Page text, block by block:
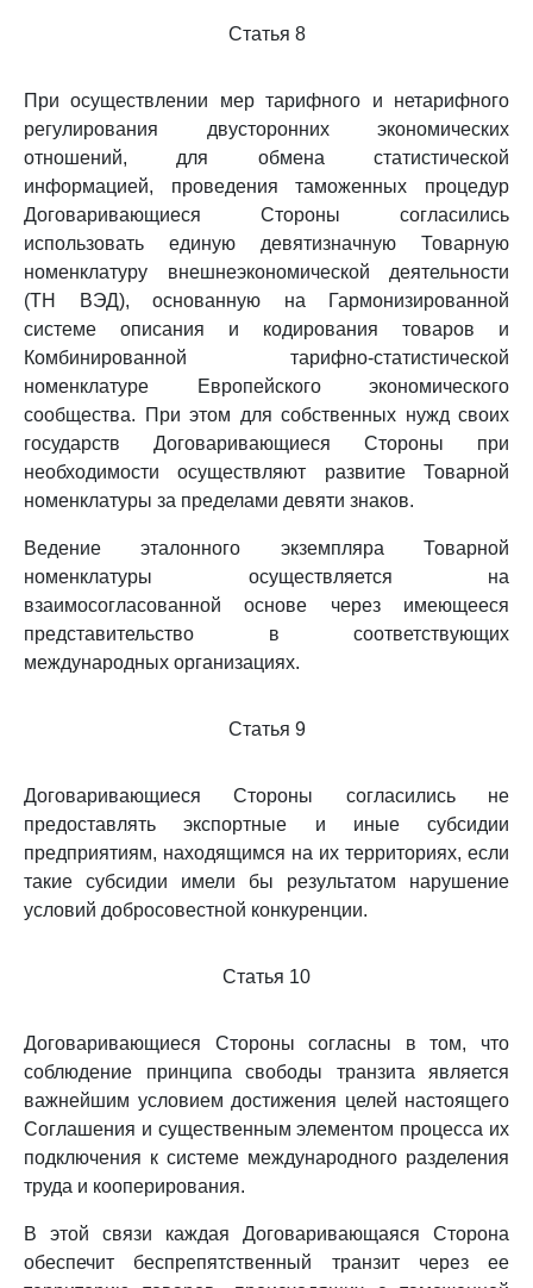
Статья 8
При осуществлении мер тарифного и нетарифного
регулирования двусторонних экономических
отношений, для обмена статистической
информацией, проведения таможенных процедур
Договаривающиеся Стороны согласились
использовать единую девятизначную Товарную
номенклатуру внешнеэкономической деятельности
(ТН ВЭД), основанную на Гармонизированной
системе описания и кодирования товаров и
Комбинированной тарифно-статистической
номенклатуре Европейского экономического
сообщества. При этом для собственных нужд своих
государств Договаривающиеся Стороны при
необходимости осуществляют развитие Товарной
номенклатуры за пределами девяти знаков.
Ведение эталонного экземпляра Товарной
номенклатуры осуществляется на
взаимосогласованной основе через имеющееся
представительство в соответствующих
международных организациях.
Статья 9
Договаривающиеся Стороны согласились не
предоставлять экспортные и иные субсидии
предприятиям, находящимся на их территориях, если
такие субсидии имели бы результатом нарушение
условий добросовестной конкуренции.
Статья 10
Договаривающиеся Стороны согласны в том, что
соблюдение принципа свободы транзита является
важнейшим условием достижения целей настоящего
Соглашения и существенным элементом процесса их
подключения к системе международного разделения
труда и кооперирования.
В этой связи каждая Договаривающаяся Сторона
обеспечит беспрепятственный транзит через ее